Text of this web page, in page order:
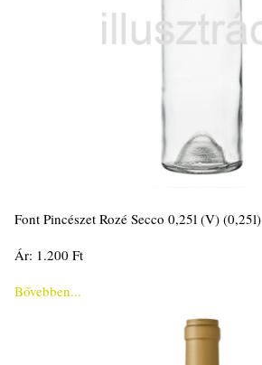
Font Pincészet Rozé Secco 0,25l (V) (0,25l)
Ár: 1.200 Ft
Bővebben...